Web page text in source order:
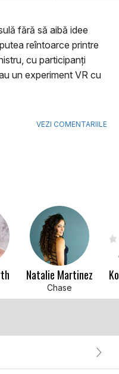
fără să aibă idee
reîntoarce printre
cu participanţi
un experiment VR cu
VEZI COMENTARIILE
Natalie Martinez
Chase